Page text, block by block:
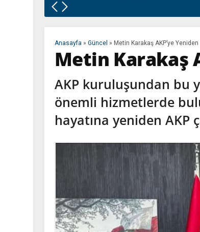
Anasayfa » Güncel » Metin Karakaş AKP’ye Yeniden
Metin Karakaş
AKP kuruluşundan bu
önemli hizmetlerde
hayatına yeniden AKP